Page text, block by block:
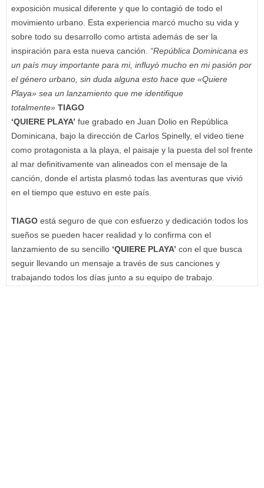
exposición musical diferente y que lo contagió de todo el
movimiento urbano. Esta experiencia marcó mucho su vida y
sobre todo su desarrollo como artista además de ser la
inspiración para esta nueva canción. “República Dominicana es
un país muy importante para mi, influyó mucho en mi pasión por
el género urbano, sin duda alguna esto hace que «Quiere
Playa» sea un lanzamiento que me identifique
totalmente» TIAGO
‘QUIERE PLAYA’ fue grabado en Juan Dolio en República
Dominicana, bajo la dirección de Carlos Spinelly, el video tiene
como protagonista a la playa, el paisaje y la puesta del sol frente
al mar definitivamente van alineados con el mensaje de la
canción, donde el artista plasmó todas las aventuras que vivió
en el tiempo que estuvo en este país.
TIAGO está seguro de que con esfuerzo y dedicación todos los
sueños se pueden hacer realidad y lo confirma con el
lanzamiento de su sencillo ‘QUIERE PLAYA’ con el que busca
seguir llevando un mensaje a través de sus canciones y
trabajando todos los días junto a su equipo de trabajo.